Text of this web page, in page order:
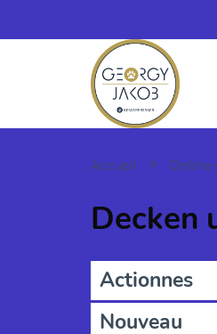
Accueil
Decken
Actionnes
Nouveau